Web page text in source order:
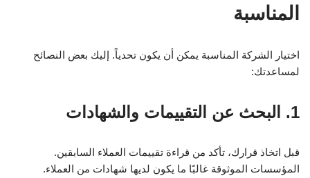
المناسبة
اختيار الشركة المناسبة يمكن أن يكون تحدياً. إليك بعض النصائح
لمساعدتك:
1. البحث عن التقييمات والشهادات
قبل اتخاذ قرارك، تأكد من قراءة تقييمات العملاء السابقين.
المؤسسات الموثوقة غالبًا ما يكون لديها شهادات من العملاء.